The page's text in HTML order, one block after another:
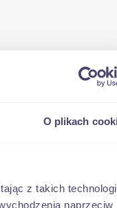
O plikach
z takich
naprzeciw
o 5